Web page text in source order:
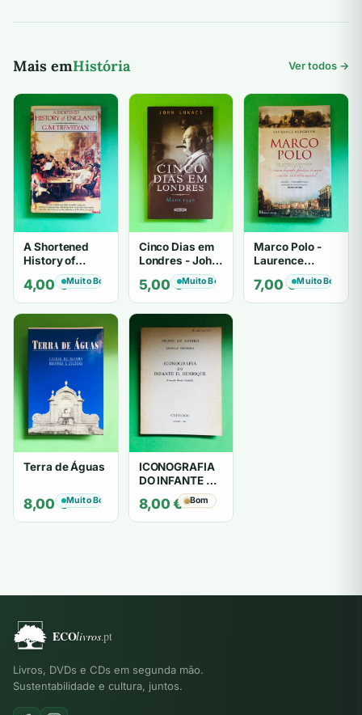
Mais emHistória Ver todos →
A Shortened
History of
England - G. M.
Trevelyan
4,00€Muito Bom
Cinco Dias em
Londres - John
Lukacs
5,00€Muito Bom
Marco Polo -
Laurence
Bergreen
7,00€Muito Bom
Terra de Águas
8,00€Muito Bom
ICONOGRAFIA
DO INFANTE D.
HENRIQUE
8,00€ Bom
Livros, DVDs e CDs em segunda mão.
Sustentabilidade e cultura, juntos.